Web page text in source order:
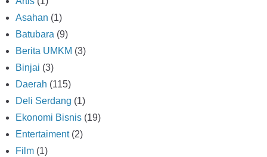
Asahan (1)
Batubara (9)
Berita UMKM (3)
Binjai (3)
Daerah (115)
Deli Serdang (1)
Ekonomi Bisnis (19)
Entertaiment(2)
Film (1)